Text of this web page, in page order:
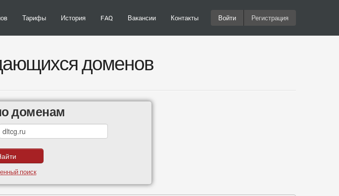
Тарифы История FAQ Вакансии Контакты Войти Регистрация
доменов
доменам
поиск